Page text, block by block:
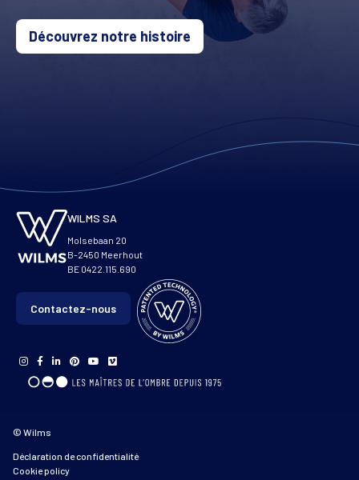
Découvrez notre histoire
WILMS SA
Molsebaan 20
B-2450 Meerhout
BE 0422.115.690
Contactez-nous
© Wilms
Déclaration de confidentialité
Cookie policy